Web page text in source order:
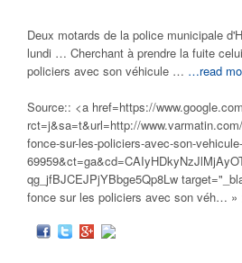
Deux motards de la police municipale
lundi … Cherchant à prendre la fuite
policiers avec son véhicule … …read
Source:: <a href=https://
rct=j&sa=t&url=http://
fonce-sur-les-policiers-avec-son-
qg_jfBJCEJPjYBbge5Qp8Lw
fonce sur les policiers avec son véh… »